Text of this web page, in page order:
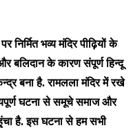
निर्मित भव्य मंदिर पीढ़ियों के
बलिदान के कारण संपूर्ण हिन्दू
बना है. रामलला मंदिर में रखे
घटना से समूचे समाज और
है. इस घटना से हम सभी